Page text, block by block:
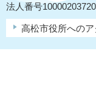
法人番号
高松市役所へのア